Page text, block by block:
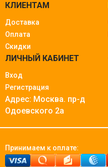
КЛИЕНТАМ
Доставка
Оплата
Скидки
ЛИЧНЫЙ КАБИНЕТ
Вход
Регистрация
Адрес: Москва. пр-д
Одоевского 2а
Принимаем к оплате: